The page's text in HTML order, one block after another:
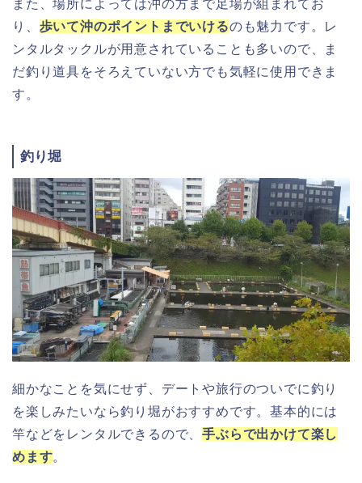
また、場所によっては沖の方まで足場が組まれてお
り、 歩いて沖のポイントまでいけるのも魅力です。レ
ンタルタックルが用意されていることも多いので、ま
だ釣り道具をそろえていない方でも気軽に使用できま
す。
釣り堀
細かなことを気にせず、デートや旅行のついでに釣り
を楽しみたいなら釣り堀がおすすめです。基本的には
竿などをレンタルできるので、手ぶらで出かけて楽し
めます。